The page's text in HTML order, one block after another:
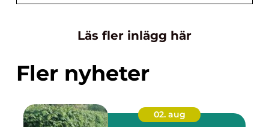
Läs fler inlägg här
Fler nyheter
02. aug